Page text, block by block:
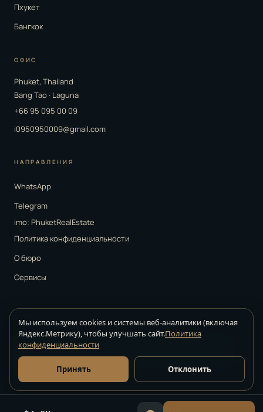
Пхукет
Бангкок
ОФИС
Phuket, Thailand
Bang Tao · Laguna
+66 95 095 00 09
i0950950009@gmail.com
НАПРАВЛЕНИЯ
WhatsApp
Telegram
imo: PhuketRealEstate
Политика конфиденциальности
О бюро
Сервисы
Strelkov Real Estate ·
агентство недвижимости на Пхукете · © 2026.
Все права защищены
Информация на сайте носит справочный характер. Точные условия
сделок уточняются у куратора.
Мы используем cookies и системы веб-аналитики (включая
Яндекс.Метрику), чтобы улучшать сайт.Политика
конфиденциальности
Принять Отклонить